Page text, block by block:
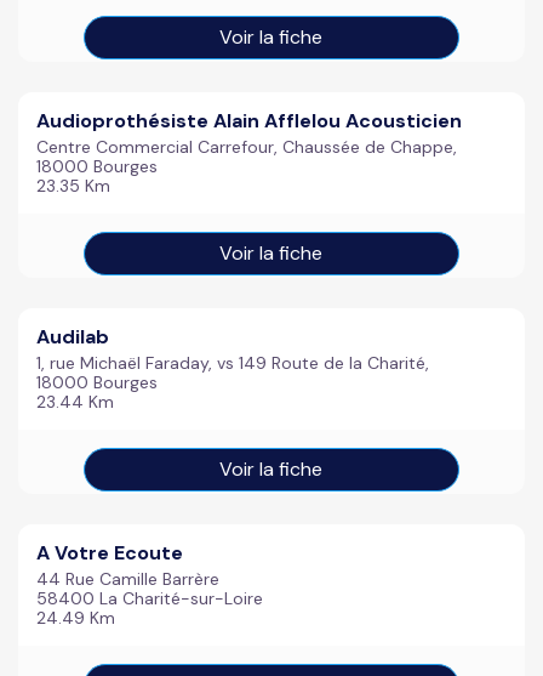
Voir la fiche
Audioprothésiste Alain Afflelou Acousticien
Centre Commercial Carrefour, Chaussée de Chappe,
18000 Bourges
23.35 Km
Voir la fiche
Audilab
1, rue Michaël Faraday, vs 149 Route de la Charité,
18000 Bourges
23.44 Km
Voir la fiche
A Votre Ecoute
44 Rue Camille Barrère
58400 La Charité-sur-Loire
24.49 Km